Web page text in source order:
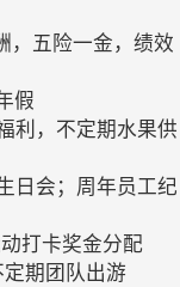
，五险一金，绩效
假
利，不定期水果供
日会；周年员工纪
打卡奖金分配
期团队出游